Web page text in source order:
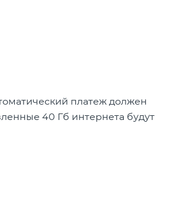
платеж должен
40 Гб интернета будут